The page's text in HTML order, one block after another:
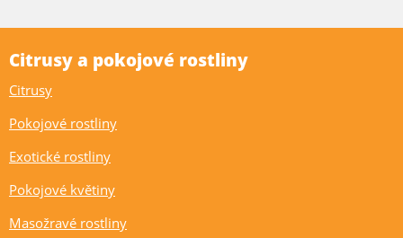
Citrusy a pokojové rostliny
Citrusy
Pokojové rostliny
Exotické rostliny
Pokojové květiny
Masožravé rostliny